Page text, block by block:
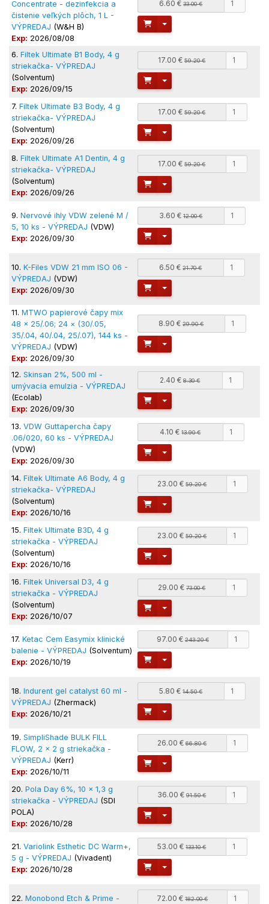
Concentrate - dezinfekcia a
čistenie veľkých plôch, 1 L -
VÝPREDAJ (W&H B)
Exp: 2026/08/08
6.60 €33.00 €
Toggle Dropdown
6. Filtek Ultimate B1 Body, 4 g
striekačka- VÝPREDAJ
(Solventum)
Exp: 2026/09/15
17.00 €59.20 €
Toggle Dropdown
7. Filtek Ultimate B3 Body, 4 g
striekačka- VÝPREDAJ
(Solventum)
Exp: 2026/09/26
17.00 €59.20 €
Toggle Dropdown
8. Filtek Ultimate A1 Dentin, 4 g
striekačka- VÝPREDAJ
(Solventum)
Exp: 2026/09/26
17.00 €59.20 €
Toggle Dropdown
9. Nervové ihly VDW zelené M /
5, 10 ks - VÝPREDAJ (VDW)
Exp: 2026/09/30
3.60 €12.00 €
Toggle Dropdown
10. K-Files VDW 21 mm ISO 06 -
VÝPREDAJ (VDW)
Exp: 2026/09/30
6.50 €21.70 €
Toggle Dropdown
11. MTWO papierové čapy mix
48 × 25/.06; 24 × (30/.05,
35/.04, 40/.04, 25/.07), 144 ks -
VÝPREDAJ (VDW)
Exp: 2026/09/30
8.90 €29.90 €
Toggle Dropdown
12. Skinsan 2%, 500 ml -
umývacia emulzia - VÝPREDAJ
(Ecolab)
Exp: 2026/09/30
2.40 €8.30 €
Toggle Dropdown
13. VDW Guttapercha čapy
.06/020, 60 ks - VÝPREDAJ
(VDW)
Exp: 2026/09/30
4.10 €13.90 €
Toggle Dropdown
14. Filtek Ultimate A6 Body, 4 g
striekačka- VÝPREDAJ
(Solventum)
Exp: 2026/10/16
23.00 €59.20 €
Toggle Dropdown
15. Filtek Ultimate B3D, 4 g
striekačka - VÝPREDAJ
(Solventum)
Exp: 2026/10/16
23.00 €59.20 €
Toggle Dropdown
16. Filtek Universal D3, 4 g
striekačka - VÝPREDAJ
(Solventum)
Exp: 2026/10/07
29.00 €73.00 €
Toggle Dropdown
17. Ketac Cem Easymix klinické
balenie - VÝPREDAJ (Solventum)
Exp: 2026/10/19
97.00 €243.20 €
Toggle Dropdown
18. Indurent gel catalyst 60 ml -
VÝPREDAJ (Zhermack)
Exp: 2026/10/21
5.80 €14.50 €
Toggle Dropdown
19. SimpliShade BULK FILL
FLOW, 2 x 2 g striekačka -
VÝPREDAJ (Kerr)
Exp: 2026/10/11
26.00 €66.80 €
Toggle Dropdown
20. Pola Day 6%, 10 x 1,3 g
striekačka - VÝPREDAJ (SDI
POLA)
Exp: 2026/10/28
36.00 €91.50 €
Toggle Dropdown
21. Variolink Esthetic DC Warm+,
5 g - VÝPREDAJ (Vivadent)
Exp: 2026/10/28
53.00 €133.10 €
Toggle Dropdown
22. Monobond Etch & Prime -
72.00 €182.00 €